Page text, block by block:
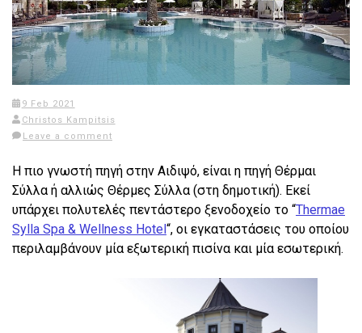
9 Feb 2021
Christos Kampitsis
Leave a comment
Η πιο γνωστή πηγή στην Αιδιψό, είναι η πηγή Θέρμαι
Σύλλα ή αλλιώς Θέρμες Σύλλα (στη δημοτική). Εκεί
υπάρχει πολυτελές πεντάστερο ξενοδοχείο το “Thermae
Sylla Spa & Wellness Hotel“, οι εγκαταστάσεις του οποίου
περιλαμβάνουν μία εξωτερική πισίνα και μία εσωτερική.